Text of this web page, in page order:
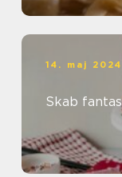
14. maj 2024
Skab